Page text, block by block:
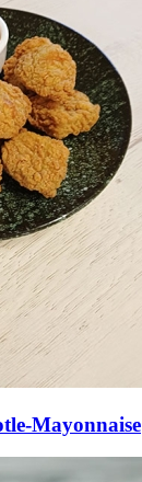
Mayonnaise